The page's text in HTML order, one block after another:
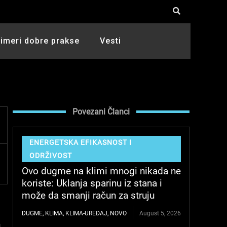
dobre prakse Vesti
Povezani Članci
ENERGETSKA EFIKASNOST I
ODRŽIVOST
Ovo dugme na klimi mnogi nikada ne
koriste: Uklanja sparinu iz stana i
može da smanji račun za struju
DUGME, KLIMA, KLIMA-UREĐAJ, NOVO August 5, 2026